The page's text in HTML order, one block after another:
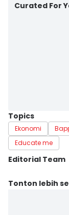
Curated For
Topics
Ekonomi
Educate me
Editorial Team
Editor
Tonton lebih